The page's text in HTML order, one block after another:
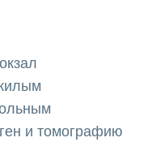
и томографию